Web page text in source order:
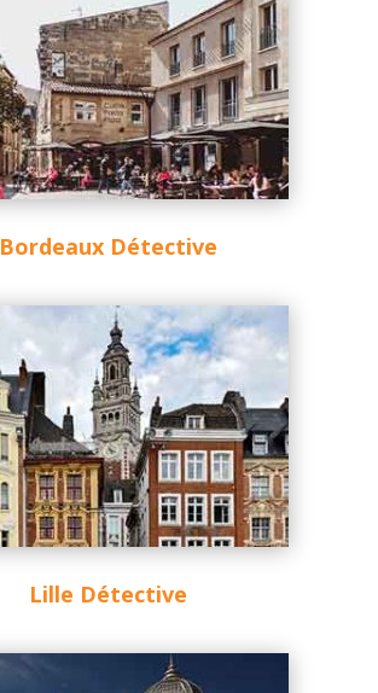
Bordeaux Détective
Lille Détective